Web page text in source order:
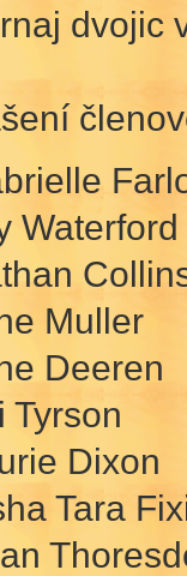
dvojic
Waterford
Muller
Deeren
Tyrson
Dixon
Tara